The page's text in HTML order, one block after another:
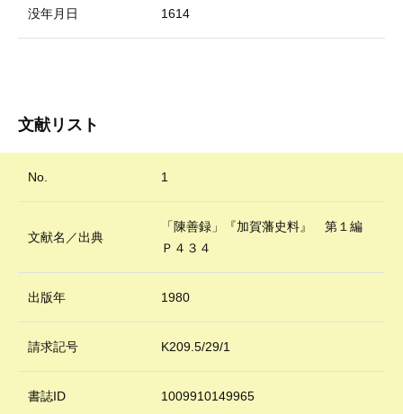
没年月日 1614
文献リスト
No. 1
文献名／出典
「陳善録」『加賀藩史料』 第１編
Ｐ４３４
出版年 1980
請求記号 K209.5/29/1
書誌ID 1009910149965